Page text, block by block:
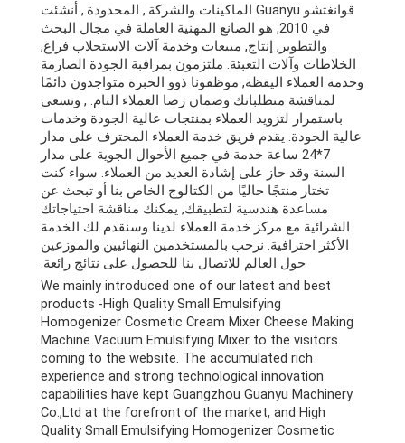
قوانغتشو Guanyu الماكينات والشركة., المحدودة., أنشئت
في 2010, هو الصانع المهنية العاملة في مجال البحث
والتطوير, إنتاج, مبيعات وخدمة آلات الاستحلاب فراغ,
الخلاطات وآلات التعبئة. ملتزمون بمراقبة الجودة الصارمة
وخدمة العملاء اليقظة, موظفونا ذوو الخبرة متواجدون دائمًا
لمناقشة متطلباتك وضمان رضا العملاء التام. , ونسعى
باستمرار لتزويد العملاء بمنتجات عالية الجودة وخدمات
عالية الجودة. يقدم فريق خدمة العملاء المحترف على مدار
7*24 ساعة خدمة في جميع الأحوال الجوية على مدار
السنة وقد حاز على إشادة العديد من العملاء. سواء كنت
تختار منتجًا حاليًا من الكتالوج الخاص بنا أو تبحث عن
مساعدة هندسية لتطبيقك, يمكنك مناقشة احتياجاتك
الشرائية مع مركز خدمة العملاء لدينا وسنقدم لك الخدمة
الأكثر احترافية. نرحب بالمستخدمين النهائيين والموزعين
حول العالم للاتصال بنا للحصول على نتائج رائعة.
We mainly introduced one of our latest and best
products -High Quality Small Emulsifying
Homogenizer Cosmetic Cream Mixer Cheese Making
Machine Vacuum Emulsifying Mixer to the visitors
coming to the website.The accumulated rich
experience and strong technological innovation
capabilities have kept Guangzhou Guanyu Machinery
Co.,Ltd at the forefront of the market, and High
Quality Small Emulsifying Homogenizer Cosmetic